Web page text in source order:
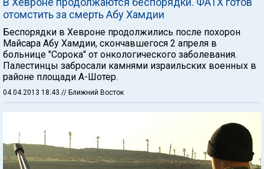
отомстить за смерть Абу Хамдии
Беспорядки в Хевроне продолжились после похорон
Майсара Абу Хамдии, скончавшегося 2 апреля в
больнице "Сорока" от онкологического заболевания.
Палестинцы забросали камнями израильских военных в
районе площади А-Шотер.
04.04.2013 18:43 // Ближний Восток